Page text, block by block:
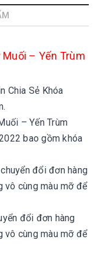
Muối – Yến Trùm
Chia Sẻ Khóa
– Yến Trùm
bao gồm khóa
đổi đơn hàng
vô cùng màu mỡ để
đổi đơn hàng
vô cùng màu mỡ để